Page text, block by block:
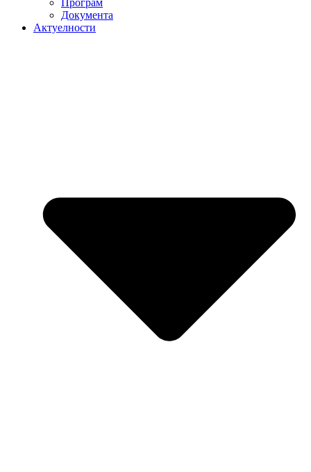
Документа
Актуелности